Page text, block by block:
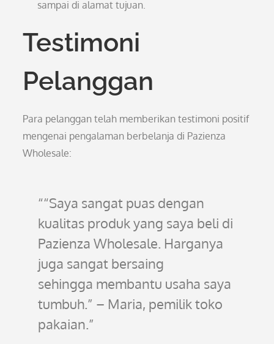
sampai di alamat tujuan.
Testimoni
Pelanggan
Para pelanggan telah memberikan testimoni positif
mengenai pengalaman berbelanja di Pazienza
Wholesale:
“Saya sangat puas dengan
kualitas produk yang saya beli di
Pazienza Wholesale. Harganya
juga sangat bersaing
sehingga membantu usaha saya
tumbuh.” – Maria, pemilik toko
pakaian.